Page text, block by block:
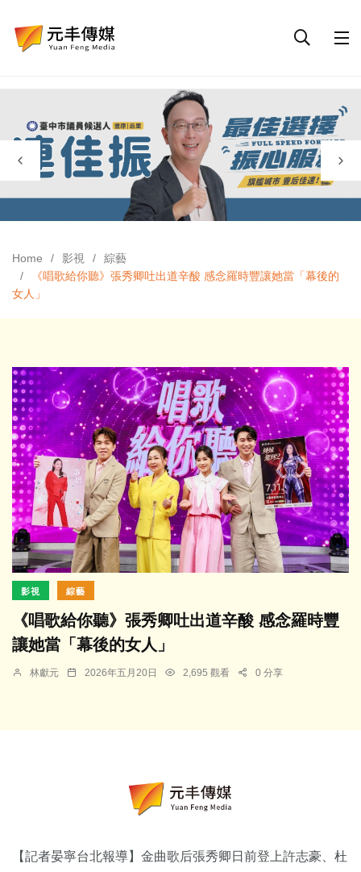
Home 影視
綜藝
《唱歌給你聽》張秀卿吐出道辛酸 感念羅時豐讓她當「幕後的
女人」
影視 綜藝
《唱歌給你聽》張秀卿吐出道辛酸 感念羅時豐
讓她當「幕後的女人」
林獻元 2026年五月20日 2,695 觀看 0 分享
【記者晏寧台北報導】金曲歌后張秀卿日前登上許志豪、杜